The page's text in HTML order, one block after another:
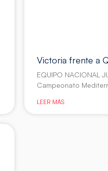
Victoria frente a
EQUIPO NACIONAL
Campeonato
LEER MÁS